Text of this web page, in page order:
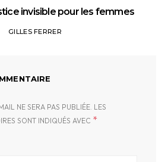
invisible pour les femmes
GILLES FERRER
NE SERA PAS PUBLIÉE. LES
SONT INDIQUÉS AVEC *